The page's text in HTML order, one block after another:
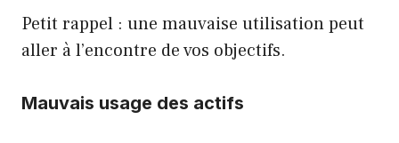
Petit rappel : une mauvaise utilisation peut
aller à l’encontre de vos objectifs.
Mauvais usage des actifs